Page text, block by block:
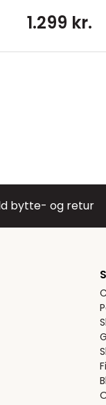
1.299 kr.
bytte- og retur